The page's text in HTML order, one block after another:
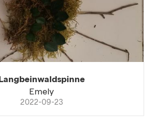
Langbeinwaldspinne
Emely
2022-09-23